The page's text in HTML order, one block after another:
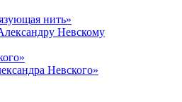
нить»
Невскому
Невского»